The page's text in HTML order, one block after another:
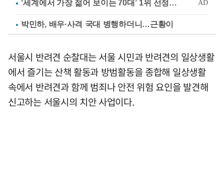
박민하, 배우·사격 국대 병행하더니…근황이
서울시 반려견 순찰대는 서울 시민과 반려견의 일상생활
에서 즐기는 산책 활동과 방범활동을 종합해 일상생활
속에서 반려견과 함께 범죄나 안전 위험 요인을 발견해
신고하는 서울시의 치안 사업이다.